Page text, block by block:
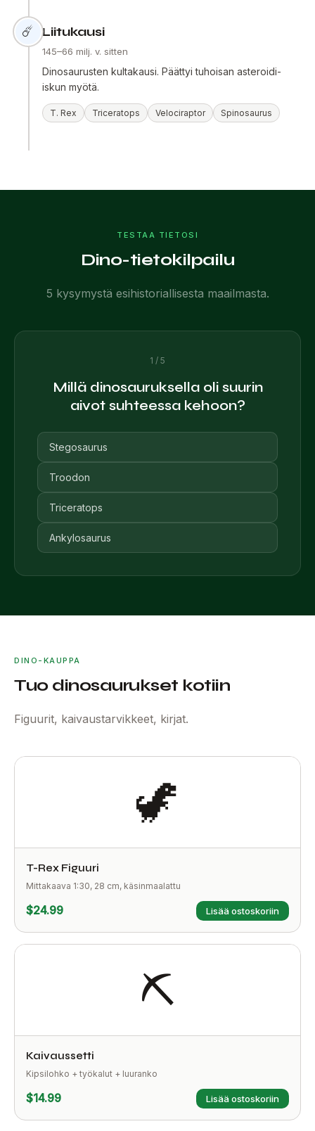
☄️ Liitukausi
145–66 milj. v. sitten
Dinosaurusten kultakausi. Päättyi tuhoisan asteroidi-
iskun myötä.
T. Rex Triceratops Velociraptor Spinosaurus
TESTAA TIETOSI
Dino-tietokilpailu
5 kysymystä esihistoriallisesta maailmasta.
1 / 5
Millä dinosauruksella oli suurin
aivot suhteessa kehoon?
Stegosaurus
Troodon
Triceratops
Ankylosaurus
DINO-KAUPPA
Tuo dinosaurukset kotiin
Figuurit, kaivaustarvikkeet, kirjat.
🦖
T-Rex Figuuri
Mittakaava 1:30, 28 cm, käsinmaalattu
$24.99 Lisää ostoskoriin
⛏️
Kaivaussetti
Kipsilohko + työkalut + luuranko
$14.99 Lisää ostoskoriin